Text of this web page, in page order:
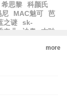
希思黎
科颜氏
尼 MAC魅可
芭
之谜
sk-
奈儿 迪奥
古驰
more